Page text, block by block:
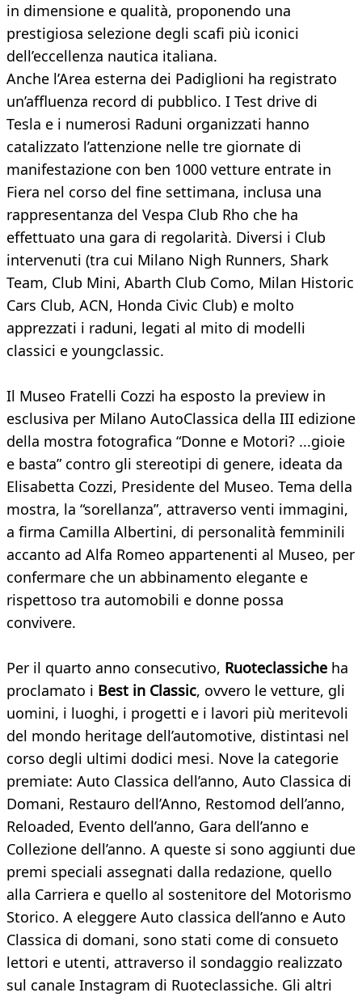
in dimensione e qualità, proponendo una
prestigiosa selezione degli scafi più iconici
dell’eccellenza nautica italiana.
Anche l’Area esterna dei Padiglioni ha registrato
un’affluenza record di pubblico. I Test drive di
Tesla e i numerosi Raduni organizzati hanno
catalizzato l’attenzione nelle tre giornate di
manifestazione con ben 1000 vetture entrate in
Fiera nel corso del fine settimana, inclusa una
rappresentanza del Vespa Club Rho che ha
effettuato una gara di regolarità. Diversi i Club
intervenuti (tra cui Milano Nigh Runners, Shark
Team, Club Mini, Abarth Club Como, Milan Historic
Cars Club, ACN, Honda Civic Club) e molto
apprezzati i raduni, legati al mito di modelli
classici e youngclassic.
Il Museo Fratelli Cozzi ha esposto la preview in
esclusiva per Milano AutoClassica della III edizione
della mostra fotografica “Donne e Motori? ...gioie
e basta” contro gli stereotipi di genere, ideata da
Elisabetta Cozzi, Presidente del Museo. Tema della
mostra, la “sorellanza”, attraverso venti immagini,
a firma Camilla Albertini, di personalità femminili
accanto ad Alfa Romeo appartenenti al Museo, per
confermare che un abbinamento elegante e
rispettoso tra automobili e donne possa
convivere.
Per il quarto anno consecutivo, Ruoteclassiche ha
proclamato i Best in Classic, ovvero le vetture, gli
uomini, i luoghi, i progetti e i lavori più meritevoli
del mondo heritage dell’automotive, distintasi nel
corso degli ultimi dodici mesi. Nove la categorie
premiate: Auto Classica dell’anno, Auto Classica di
Domani, Restauro dell’Anno, Restomod dell’anno,
Reloaded, Evento dell’anno, Gara dell’anno e
Collezione dell’anno. A queste si sono aggiunti due
premi speciali assegnati dalla redazione, quello
alla Carriera e quello al sostenitore del Motorismo
Storico. A eleggere Auto classica dell’anno e Auto
Classica di domani, sono stati come di consueto
lettori e utenti, attraverso il sondaggio realizzato
sul canale Instagram di Ruoteclassiche. Gli altri